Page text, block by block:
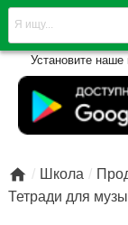
Установите
 Школа
Тетради для